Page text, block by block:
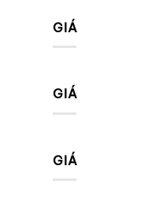
GIÁ
GIÁ
GIÁ